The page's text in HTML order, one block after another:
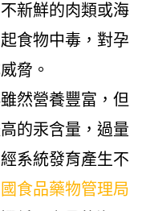
不新鮮的肉類或海
食物中毒，對孕
脅。
然營養豐富，但
的汞含量，過量
系統發育產生不
食品藥物管理局